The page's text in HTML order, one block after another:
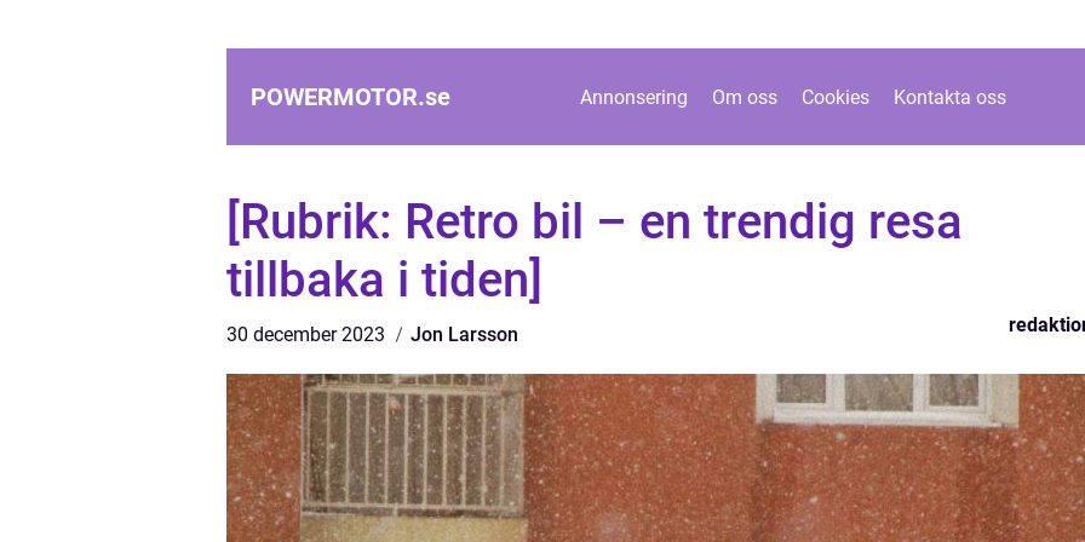
POWERMOTOR.se Annonsering Om oss Cookies Kontakta oss
[Rubrik: Retro bil – en trendig resa
tillbaka i tiden]
30 december 2023 Jon Larsson